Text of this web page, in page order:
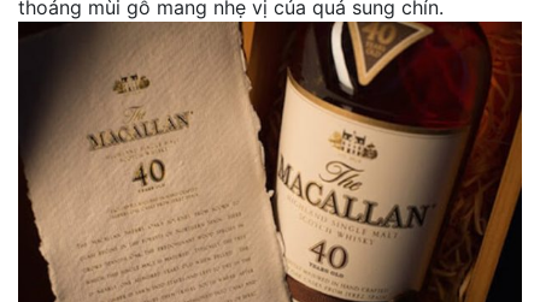
thoảng mùi gỗ mang nhẹ vị của quả sung chín.